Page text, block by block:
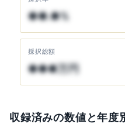
●●.●%
採択総額
●●●万円
収録済みの数値と年度